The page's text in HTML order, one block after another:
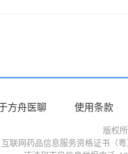
方舟医聊 使用条款
版权
互联网药品信息服务资格证书（